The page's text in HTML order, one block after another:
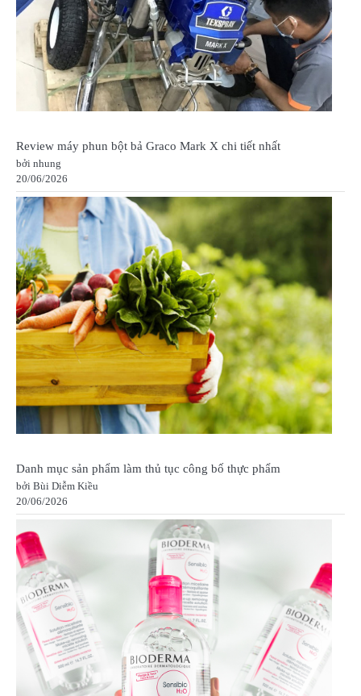
Review máy phun bột bả Graco Mark X chi tiết nhất
bởi nhung
20/06/2026
Danh mục sản phẩm làm thủ tục công bố thực phẩm
bởi Bùi Diễm Kiều
20/06/2026